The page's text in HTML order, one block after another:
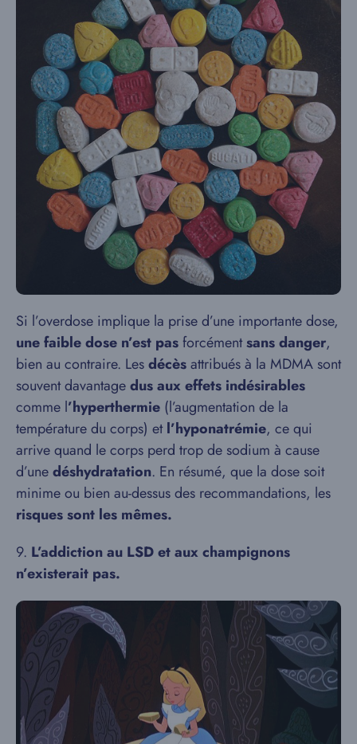
Si l’overdose implique la prise d’une importante dose,
une faible dose n’est pasforcémentsans danger,
bien au contraire. Lesdécèsattribués à la MDMA sont
souvent davantagedus aux effets indésirables
comme l’hyperthermie (l’augmentation de la
température du corps) etl’hyponatrémie, ce qui
arrive quand le corps perd trop de sodium à cause
d’unedéshydratation. En résumé, que la dose soit
minime ou bien au-dessus des recommandations, les
risques sont les mêmes.
9. L’addiction au LSD et aux champignons
n’existerait pas.